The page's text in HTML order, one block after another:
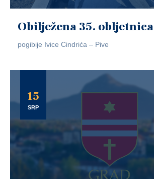
Obilježena 35. obljetnica
pogibije Ivice Cindrića – Pive
15
SRP